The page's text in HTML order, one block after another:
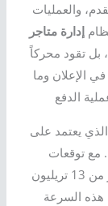
والعمليات
إدارة متاجر
بل تقود محركاً
الإعلان وما
الذي يعتمد على
مع توقعات
وصول حجم السوق في الشرق الأوسط إلى أكثر من 13 تريليون
هذه السرعة